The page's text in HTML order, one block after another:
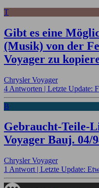
T
Gibt es eine
(Musik) von der
Voyager zu
Chrysler Voyager
4 Antworten | Letzte Update:
B
Gebraucht-Teile-
Voyager Bauj. 04/
Chrysler Voyager
1 Antwort | Letzte Update: